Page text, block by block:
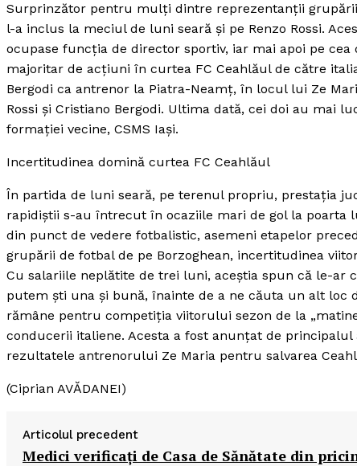
Surprinzător pentru mulţi dintre reprezentanţii
l-a inclus la meciul de luni seară şi pe Renzo Rossi.
ocupase funcţia de director sportiv, iar mai apoi pe
majoritar de acţiuni în curtea FC Ceahlăul de către
Bergodi ca antrenor la Piatra-Neamţ, în locul lui Ze
Rossi şi Cristiano Bergodi. Ultima dată, cei doi au
formaţiei vecine, CSMS Iaşi.
Incertitudinea domină curtea FC Ceahlăul
În partida de luni seară, pe terenul propriu, prestaţia
rapidiştii s-au întrecut în ocaziile mari de gol la poarta
din punct de vedere fotbalistic, asemeni etapelor
grupării de fotbal de pe Borzoghean, incertitudinea
Cu salariile neplătite de trei luni, aceştia spun că le-ar
putem şti una şi bună, înainte de a ne căuta un alt loc
rămâne pentru competiţia viitorului sezon de la
conducerii italiene. Acesta a fost anunţat de
rezultatele antrenorului Ze Maria pentru salvarea
(Ciprian AVĂDANEI)
Articolul precedent
Medici verificaţi de Casa de Sănătate din